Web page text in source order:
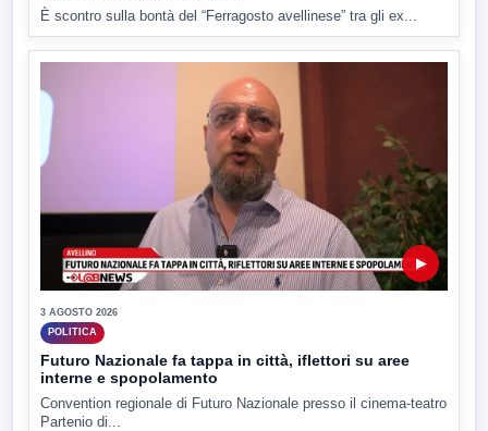
È scontro sulla bontà del “Ferragosto avellinese” tra gli ex...
▶
3 AGOSTO 2026
POLITICA
Futuro Nazionale fa tappa in città, iflettori su aree
interne e spopolamento
Convention regionale di Futuro Nazionale presso il cinema-teatro
Partenio di...